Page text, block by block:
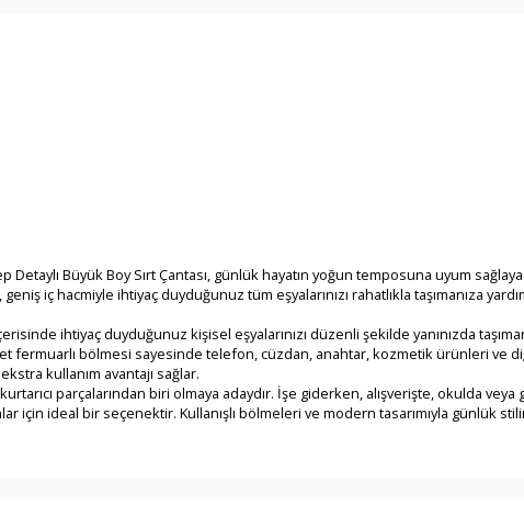
Detaylı Büyük Boy Sırt Çantası, günlük hayatın yoğun temposuna uyum
iç hacmiyle ihtiyaç duyduğunuz tüm eşyalarınızı rahatlıkla taşımanıza
ihtiyaç duyduğunuz kişisel eşyalarınızı düzenli şekilde yanınızda
bölmesi sayesinde telefon, cüzdan, anahtar, kozmetik ürünleri ve
kullanım avantajı sağlar.
parçalarından biri olmaya adaydır. İşe giderken, alışverişte, okulda
için ideal bir seçenektir. Kullanışlı bölmeleri ve modern tasarımıyla günlük